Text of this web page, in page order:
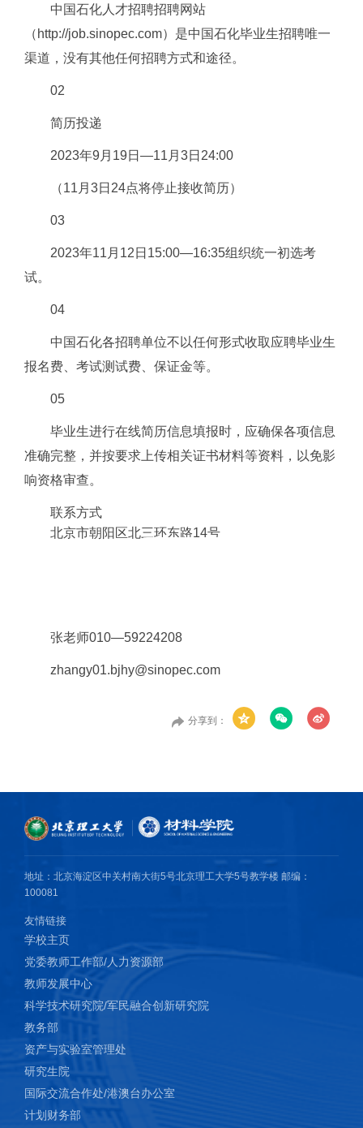
中国石化人才招聘招聘网站
（http://job.sinopec.com）是中国石化毕业生招聘唯一
渠道，没有其他任何招聘方式和途径。
02
简历投递
2023年9月19日—11月3日24:00
（11月3日24点将停止接收简历）
03
2023年11月12日15:00—16:35组织统一初选考
试。
04
中国石化各招聘单位不以任何形式收取应聘毕业生
报名费、考试测试费、保证金等。
05
毕业生进行在线简历信息填报时，应确保各项信息
准确完整，并按要求上传相关证书材料等资料，以免影
响资格审查。
联系方式
北京市朝阳区北三环东路14号
张老师010—59224208
zhangy01.bjhy@sinopec.com
分享到：
地址：北京海淀区中关村南大街5号北京理工大学5号教学楼 邮编：
100081
友情链接
学校主页
党委教师工作部/人力资源部
教师发展中心
科学技术研究院/军民融合创新研究院
教务部
资产与实验室管理处
研究生院
国际交流合作处/港澳台办公室
计划财务部